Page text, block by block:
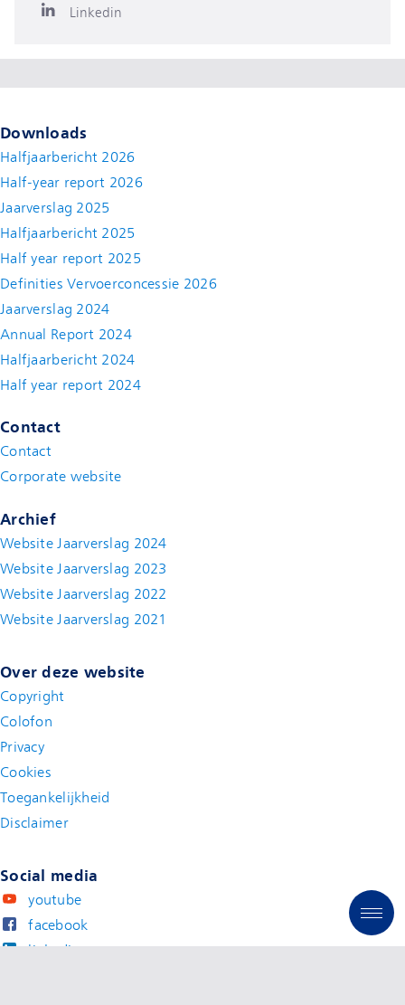
Linkedin
Downloads
Halfjaarbericht 2026
Half-year report 2026
Jaarverslag 2025
Halfjaarbericht 2025
Half year report 2025
Definities Vervoerconcessie 2026
Jaarverslag 2024
Annual Report 2024
Halfjaarbericht 2024
Half year report 2024(new window)
Contact
Contact(new window)
Corporate website
Archief
Website Jaarverslag 2024
Website Jaarverslag 2023
Website Jaarverslag 2022
Website Jaarverslag 2021
Over deze website
Copyright
Colofon
Privacy
Cookies
Toegankelijkheid
Disclaimer(new window)
Social media
youtube
facebook
linkedin